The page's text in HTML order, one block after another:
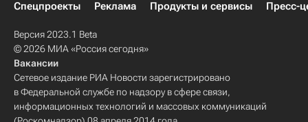
Спецпроекты
Реклама Продукты и сервисы Пресс-
Версия 2023.1 Beta
© 2026 МИА «Россия сегодня»
Вакансии
Сетевое издание РИА Новости зарегистрировано
в Федеральной службе по надзору в сфере связи,
информационных технологий и массовых коммуникаций